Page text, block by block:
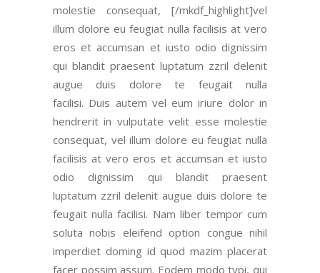
molestie consequat, [/mkdf_highlight]vel
illum dolore eu feugiat nulla facilisis at vero
eros et accumsan et iusto odio dignissim
qui blandit praesent luptatum zzril delenit
augue duis dolore te feugait nulla
facilisi. Duis autem vel eum iriure dolor in
hendrerit in vulputate velit esse molestie
consequat, vel illum dolore eu feugiat nulla
facilisis at vero eros et accumsan et iusto
odio dignissim qui blandit praesent
luptatum zzril delenit augue duis dolore te
feugait nulla facilisi. Nam liber tempor cum
soluta nobis eleifend option congue nihil
imperdiet doming id quod mazim placerat
facer possim assum. Eodem modo typi, qui